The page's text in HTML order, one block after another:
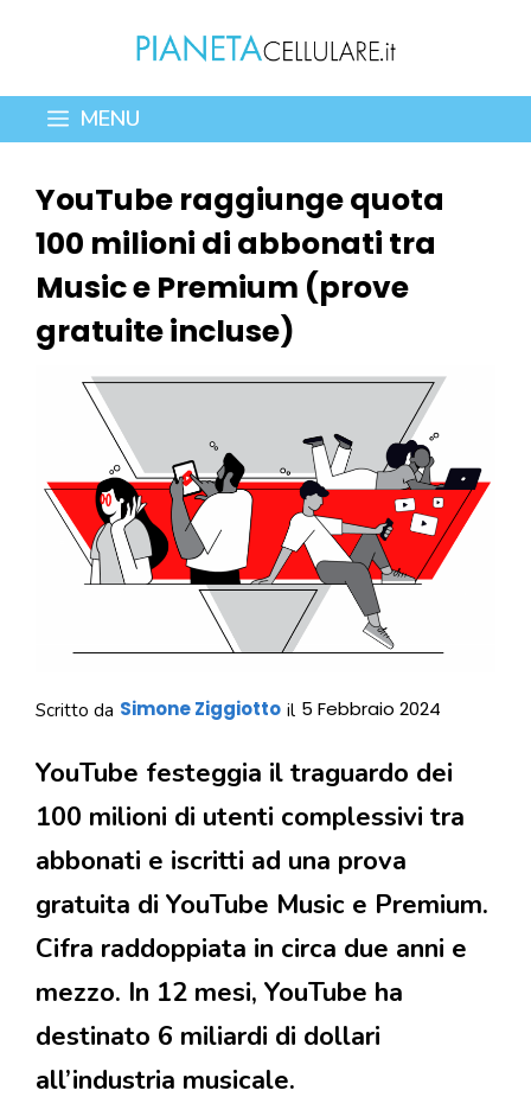
contenuto
MENU
YouTube raggiunge quota
100 milioni di abbonati tra
Music e Premium (prove
gratuite incluse)
Scritto da Simone Ziggiotto il 5 Febbraio 2024
YouTube festeggia il traguardo dei
100 milioni di utenti complessivi tra
abbonati e iscritti ad una prova
gratuita di YouTube Music e Premium.
Cifra raddoppiata in circa due anni e
mezzo. In 12 mesi, YouTube ha
destinato 6 miliardi di dollari
all’industria musicale.